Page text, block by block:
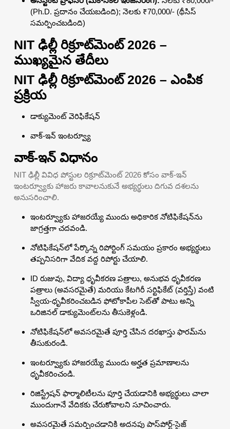
(Ph.D. ప్రదానం చేయబడింది); నెలకు ₹70,000/- (థీసిస్
సమర్పించబడింది)
NIT ఢిల్లీ రిక్రూట్‌మెంట్ 2026 –
ముఖ్యమైన తేదీలు
NIT ఢిల్లీ రిక్రూట్‌మెంట్ 2026 – ఎంపిక
ప్రక్రియ
డాక్యుమెంట్ వెరిఫికేషన్
వాక్-ఇన్ ఇంటర్వ్యూ
వాక్-ఇన్ విధానం
NIT ఢిల్లీ వివిధ పోస్టుల రిక్రూట్‌మెంట్ 2026 కోసం వాక్-ఇన్
ఇంటర్వ్యూకు హాజరు కావాలనుకునే అభ్యర్థులు దిగువ దశలను
అనుసరించాలి.
ఇంటర్వ్యూకు హాజరయ్యే ముందు అధికారిక నోటిఫికేషన్‌ను
జాగ్రత్తగా చదవండి.
నోటిఫికేషన్‌లో పేర్కొన్న రిపోర్టింగ్ సమయం ప్రకారం అభ్యర్థులు
తప్పనిసరిగా వేదిక వద్ద రిపోర్టు చేయాలి.
ID రుజువు, విద్యా ధృవీకరణ పత్రాలు, అనుభవ ధృవీకరణ
పత్రాలు (అవసరమైతే) మరియు కేటగిరీ సర్టిఫికేట్ (వర్తిస్తే) వంటి
స్వీయ-ధృవీకరించబడిన ఫోటోకాపీల సెట్‌తో పాటు అన్ని
ఒరిజినల్ డాక్యుమెంట్‌లను తీసుకెళ్లండి.
నోటిఫికేషన్‌లో అవసరమైతే పూర్తి చేసిన దరఖాస్తు ఫారమ్‌ను
తీసుకురండి.
ఇంటర్వ్యూకు హాజరయ్యే ముందు అర్హత ప్రమాణాలను
ధృవీకరించండి.
రిజిస్ట్రేషన్ ఫార్మాలిటీలను పూర్తి చేయడానికి అభ్యర్థులు చాలా
ముందుగానే వేదికకు చేరుకోవాలని సూచించారు.
అవసరమైతే సమర్పించడానికి అదనపు పాస్‌పోర్ట్-సైజ్